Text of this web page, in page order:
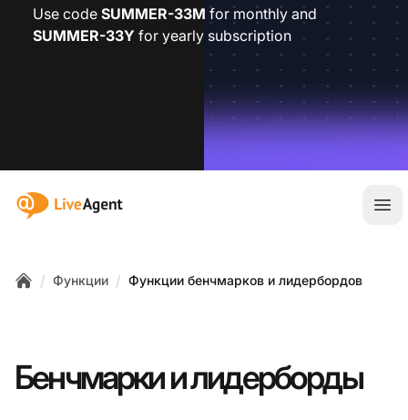
Use code SUMMER-33M for monthly and
SUMMER-33Y for yearly subscription
:site.title
/ Функции / Функции бенчмарков и лидербордов
Бенчмарки и лидерборды